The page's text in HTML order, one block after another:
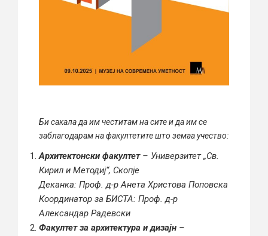
Би сакала да им честитам на сите и да им се
заблагодарам на факултетите што земаа учество:
Архитектонски факултет– Универзитет „Св.
Кирил и Методиј“, Скопје
Деканка: Проф. д-р Анета Христова Поповска
Координатор за БИСТА: Проф. д-р
Александар Радевски
Факултет за архитектура и дизајн –